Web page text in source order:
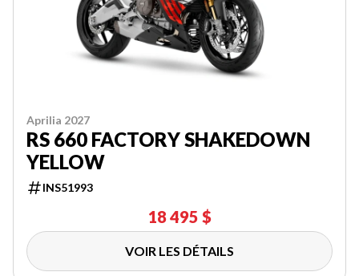
Aprilia 2027
RS 660 FACTORY SHAKEDOWN
YELLOW
INS51993
18 495 $
VOIR LES DÉTAILS